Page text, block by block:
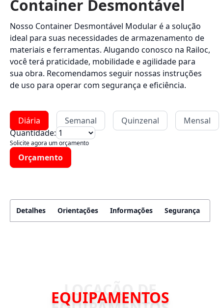
Container Desmontável
Nosso Container Desmontável Modular é a solução
ideal para suas necessidades de armazenamento de
materiais e ferramentas. Alugando conosco na Railoc,
você terá praticidade, mobilidade e agilidade para
sua obra. Recomendamos seguir nossas instruções
de uso para operar com segurança e eficiência.
Diária Semanal Quinzenal
Mensal
Quantidade:
Solicite agora um orçamento
Orçamento
Detalhes Orientações Informações Segurança
EQUIPAMENTOS